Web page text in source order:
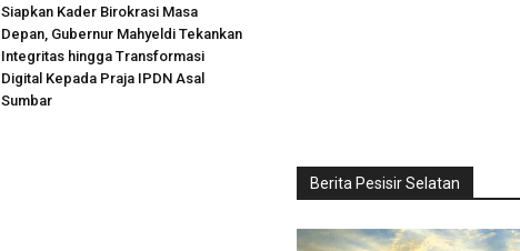
Siapkan Kader Birokrasi Masa
Depan, Gubernur Mahyeldi Tekankan
Integritas hingga Transformasi
Digital Kepada Praja IPDN Asal
Sumbar
Berita Pesisir Selatan